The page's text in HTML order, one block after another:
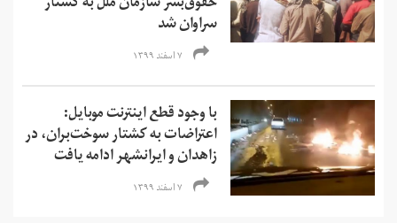
سراوان شد
۷ اسفند ۱۳۹۹
با وجود قطع اینترنت موبایل:
اعتراضات به کشتار سوخت‌بران، در
زاهدان و ایرانشهر ادامه یافت
۷ اسفند ۱۳۹۹